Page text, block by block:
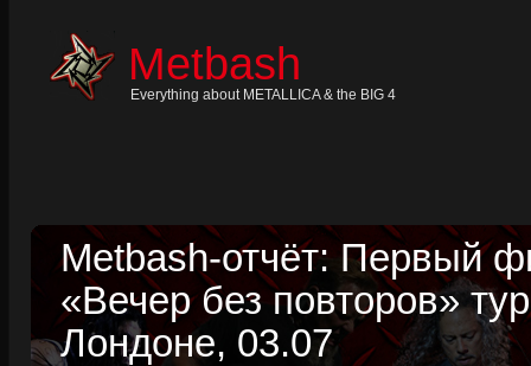
Metbash
Everything about METALLICA & the BIG 4
Metbash-отчёт: Первый
«Вечер без повторов»
Лондоне, 03.07